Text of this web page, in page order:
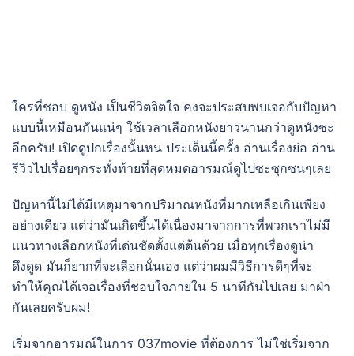
ใครที่ชอบ ดูหนัง เป็นชีวิตจิตใจ คงจะประสบพบเจอกับปัญหา
แบบนี้เหมือนกันแน่ๆ ใช้เวลาเลือกหนังยาวนานกว่าดูหนังซะ
อีกครับ! เปิดดูปกเรื่องนั้นหน ประเด็นนี้ครั้ง อ่านเรื่องย่อ อ่าน
รีวิวไปเรื่อยๆกระทั่งท้ายที่สุดหมดอารมณ์ดูไปซะซุกซนๆเลย
ปัญหานี้ไม่ได้มีเหตุมาจากปริมาณหนังที่มากเหลือเกินเพียง
อย่างเดียว แต่ว่ามันเกิดขึ้นได้เนื่องมาจากการที่พวกเราไม่มี
แนวทางเลือกหนังที่เด่นชัดตั้งแต่ต้นด้วย เมื่อทุกเรื่องดูน่า
ดึงดูด มันก็ยากที่จะเลือกนั่นเอง แต่ว่าผมมีวิธีการดีๆที่จะ
ทำให้คุณได้เจอเรื่องที่ชอบใจภายใน 5 นาทีกันไปเลย มาฝ่า
กันเลยครับผม!
เริ่มจากอารมณ์ในการ 037movie ที่ต้องการ ไม่ใช่เริ่มจาก